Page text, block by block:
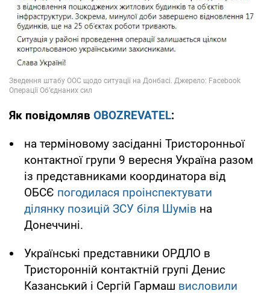
Як повідомляв OBOZREVATEL:
на терміновому засіданні Тристоронньої
контактної групи 9 вересня Україна разом
із представниками координатора від
ОБСЄ погодилася проінспектувати
ділянку позицій ЗСУ біля Шумів на
Донеччині.
Українські представники ОРДЛО в
Тристоронній контактній групі Денис
Казанський і Сергій Гармаш висловили